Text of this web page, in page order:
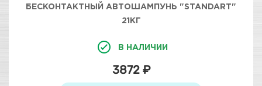
БЕСКОНТАКТНЫЙ АВТОШАМПУНЬ "STANDART"
21КГ
В НАЛИЧИИ
3872 ₽